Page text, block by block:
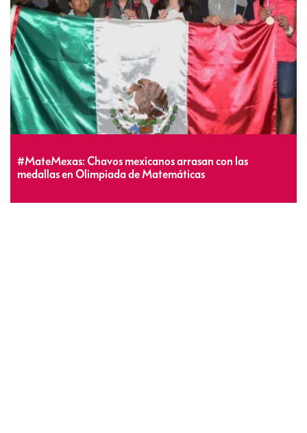
#MateMexas: Chavos mexicanos arrasan con las
medallas en Olimpiada de Matemáticas